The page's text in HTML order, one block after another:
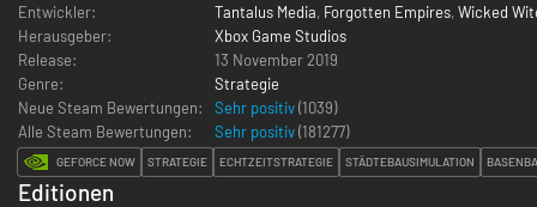
Entwickler:
Tantalus Media, Forgotten Empires, Wicked
Herausgeber:
Xbox Game Studios
Release:
13 November 2019
Genre:
Strategie
Neue Steam Bewertungen:
Sehr positiv(1039)
Alle Steam Bewertungen:
Sehr positiv(181277)
GEFORCE NOW STRATEGIE ECHTZEITSTRATEGIE STÄDTEBAUSIMULATION
Editionen